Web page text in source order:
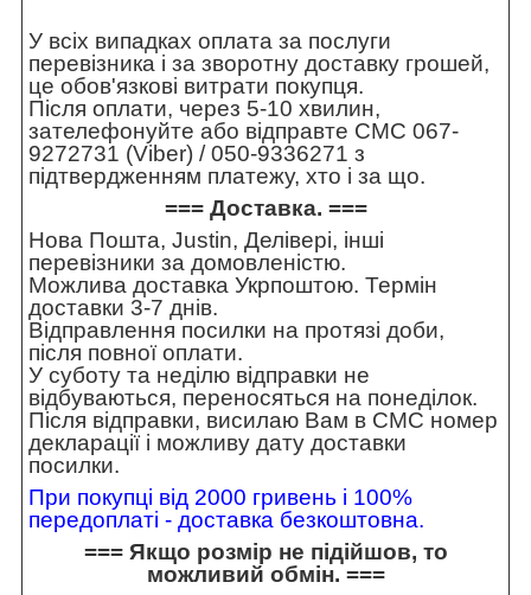
У всіх випадках оплата за послуги
перевізника і за зворотну доставку грошей,
це обов'язкові витрати покупця.
Після оплати, через 5-10 хвилин,
зателефонуйте або відправте СМС 067-
9272731 (Viber) / 050-9336271 з
підтвердженням платежу, хто і за що.
=== Доставка. ===
Нова Пошта, Justin, Делівері, інші
перевізники за домовленістю.
Можлива доставка Укрпоштою. Термін
доставки 3-7 днів.
Відправлення посилки на протязі доби,
після повної оплати.
У суботу та неділю відправки не
відбуваються, переносяться на понеділок.
Після відправки, висилаю Вам в СМС номер
декларації і можливу дату доставки
посилки.
При покупці від 2000 гривень і 100%
передоплаті - доставка безкоштовна.
=== Якщо розмір не підійшов, то
можливий обмін. ===